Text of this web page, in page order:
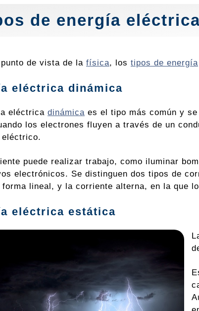
de energía
de vista de la física, los tipos de energía
eléctrica dinámica
eléctrica dinámica es el tipo más común y
los electrones fluyen a través de un
puede realizar trabajo, como iluminar
electrónicos. Se distinguen dos tipos de
forma lineal, y la corriente alterna, en la que
eléctrica estática